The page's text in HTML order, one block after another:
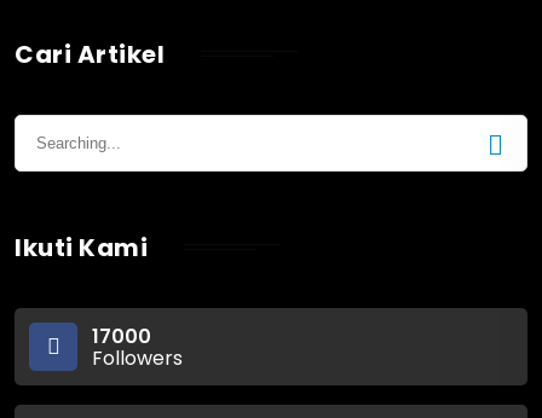
Cari Artikel
Ikuti Kami
17000
Followers